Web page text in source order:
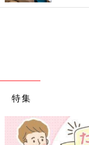
特集
【ワ